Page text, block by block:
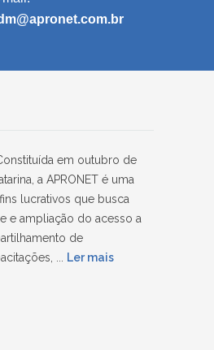
em outubro de
a APRONET é uma
lucrativos que busca
e ampliação do acesso a
de
...
Ler mais